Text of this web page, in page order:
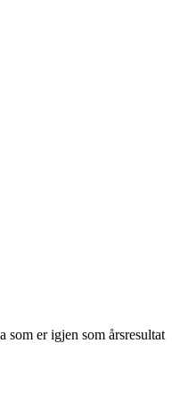
som er igjen som årsresultat